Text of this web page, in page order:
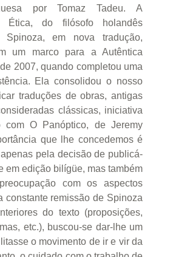
por Tomaz Tadeu. A
Ética, do filósofo holandês
Spinoza, em nova tradução,
um marco para a Autêntica
2007, quando completou uma
Ela consolidou o nosso
traduções de obras, antigas
clássicas, iniciativa
com O Panóptico, de Jeremy
que lhe concedemos é
pela decisão de publicá-
em edição bilígüe, mas também
com os aspectos
constante remissão de Spinoza
do texto (proposições,
etc.), buscou-se dar-lhe um
o movimento de ir e vir da